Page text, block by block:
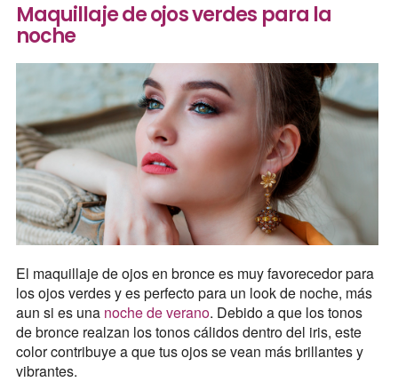
Maquillaje de ojos verdes para la
noche
El maquillaje de ojos en bronce es muy favorecedor para
los ojos verdes y es perfecto para un look de noche, más
aun si es una noche de verano. Debido a que los tonos
de bronce realzan los tonos cálidos dentro del iris, este
color contribuye a que tus ojos se vean más brillantes y
vibrantes.